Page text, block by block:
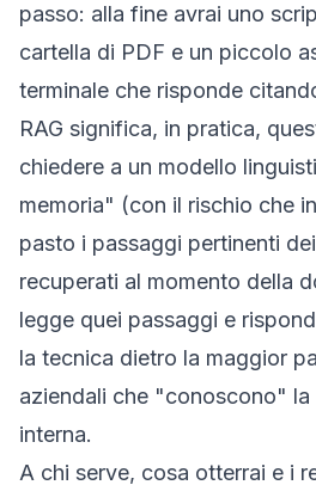
passo: alla fine avrai uno
cartella di PDF e un piccolo
terminale che risponde
RAG significa, in pratica,
chiedere a un modello
memoria" (con il rischio che
pasto i passaggi pertinenti
recuperati al momento della
legge quei passaggi e
la tecnica dietro la maggior
aziendali che "conoscono"
interna.
A chi serve, cosa otterrai e i